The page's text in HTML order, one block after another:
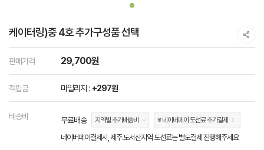
케이터링)중 4호 추가구성품 선택
판매가격 29,700원
적립금 마일리지 : +297원
배송비 무료배송 지역별 추가배송비 ※ 네이버페이 도선료 추가결제
네이버페이결제시, 제주.도서산지역 도선료는 별도결제 진행해주세요